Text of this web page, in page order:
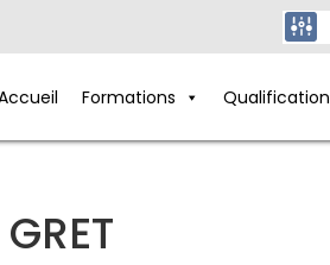
Formations Qualification